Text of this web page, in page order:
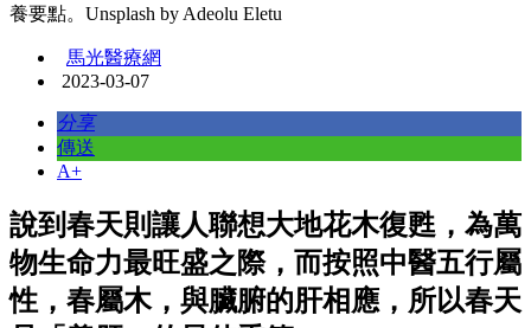
養要點。Unsplash by Adeolu Eletu
馬光醫療網
2023-03-07
分享
傳送
A+
說到春天則讓人聯想大地花木復甦，為萬
物生命力最旺盛之際，而按照中醫五行屬
性，春屬木，與臟腑的肝相應，所以春天